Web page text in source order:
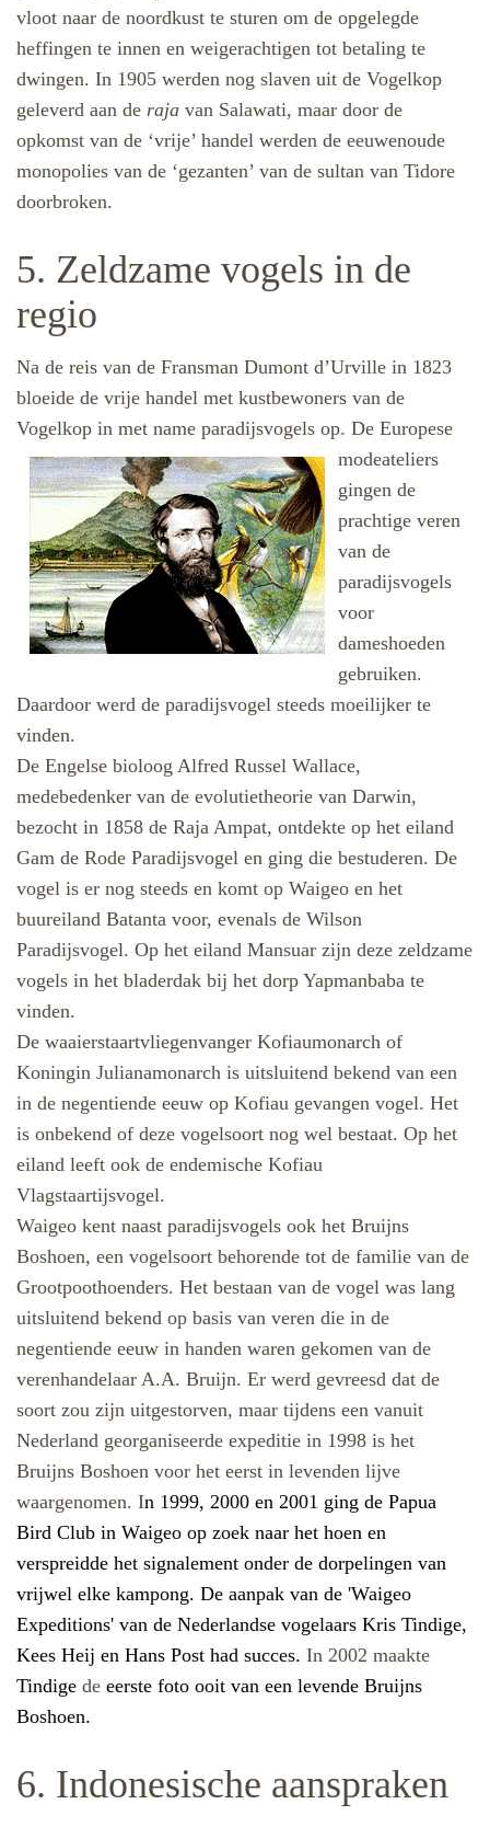
vloot naar de noordkust te sturen om de opgelegde
heffingen te innen en weigerachtigen tot betaling te
dwingen. In 1905 werden nog slaven uit de Vogelkop
geleverd aan de raja van Salawati, maar door de
opkomst van de ‘vrije’ handel werden de eeuwenoude
monopolies van de ‘gezanten’ van de sultan van Tidore
doorbroken.
5. Zeldzame vogels in de
regio
Na de reis van de Fransman Dumont d’Urville in 1823
bloeide de vrije handel met kustbewoners van de
Vogelkop in met name paradijsvogels op. De Europese
modeateliers
gingen de
prachtige veren
van de
paradijsvogels
voor
dameshoeden
gebruiken.
Daardoor werd de paradijsvogel steeds moeilijker te
vinden.
De Engelse bioloog Alfred Russel Wallace,
medebedenker van de evolutietheorie van Darwin,
bezocht in 1858 de Raja Ampat, ontdekte op het eiland
Gam de Rode Paradijsvogel en ging die bestuderen. De
vogel is er nog steeds en komt op Waigeo en het
buureiland Batanta voor, evenals de Wilson
Paradijsvogel. Op het eiland Mansuar zijn deze zeldzame
vogels in het bladerdak bij het dorp Yapmanbaba te
vinden.
De waaierstaartvliegenvanger Kofiaumonarch of
Koningin Julianamonarch is uitsluitend bekend van een
in de negentiende eeuw op Kofiau gevangen vogel. Het
is onbekend of deze vogelsoort nog wel bestaat. Op het
eiland leeft ook de endemische Kofiau
Vlagstaartijsvogel.
Waigeo kent naast paradijsvogels ook het Bruijns
Boshoen, een vogelsoort behorende tot de familie van de
Grootpoothoenders. Het bestaan van de vogel was lang
uitsluitend bekend op basis van veren die in de
negentiende eeuw in handen waren gekomen van de
verenhandelaar A.A. Bruijn. Er werd gevreesd dat de
soort zou zijn uitgestorven, maar tijdens een vanuit
Nederland georganiseerde expeditie in 1998 is het
Bruijns Boshoen voor het eerst in levenden lijve
waargenomen. In 1999, 2000 en 2001 ging de Papua
Bird Club in Waigeo op zoek naar het hoen en
verspreidde het signalement onder de dorpelingen van
vrijwel elke kampong. De aanpak van de 'Waigeo
Expeditions' van de Nederlandse vogelaars Kris Tindige,
Kees Heij en Hans Post had succes. In 2002 maakte
Tindige de eerste foto ooit van een levende Bruijns
Boshoen.
6. Indonesische aanspraken